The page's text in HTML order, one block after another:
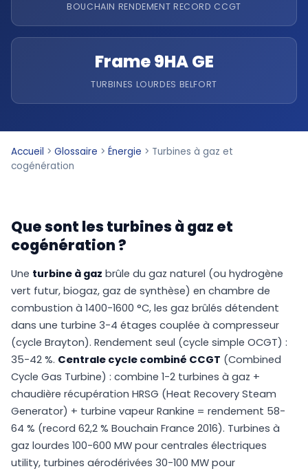
BOUCHAIN RENDEMENT RECORD CCGT
Frame 9HA GE
TURBINES LOURDES BELFORT
Accueil > Glossaire > Énergie > Turbines à gaz et
cogénération
Que sont les turbines à gaz et
cogénération ?
Une turbine à gaz brûle du gaz naturel (ou hydrogène
vert futur, biogaz, gaz de synthèse) en chambre de
combustion à 1400-1600 °C, les gaz brûlés détendent
dans une turbine 3-4 étages couplée à compresseur
(cycle Brayton). Rendement seul (cycle simple OCGT) :
35-42 %. Centrale cycle combiné CCGT (Combined
Cycle Gas Turbine) : combine 1-2 turbines à gaz +
chaudière récupération HRSG (Heat Recovery Steam
Generator) + turbine vapeur Rankine = rendement 58-
64 % (record 62,2 % Bouchain France 2016). Turbines à
gaz lourdes 100-600 MW pour centrales électriques
utility, turbines aérodérivées 30-100 MW pour